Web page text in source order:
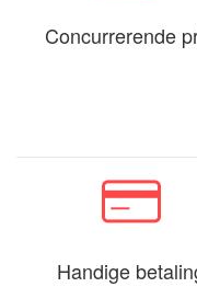
Concurrerende
Handige